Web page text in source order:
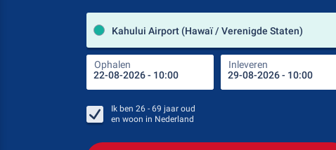
Kahului Airport (Hawaï / Verenigde Staten)
Ophalen Inleveren
Ik ben 26 - 69 jaar oud
en woon in Nederland